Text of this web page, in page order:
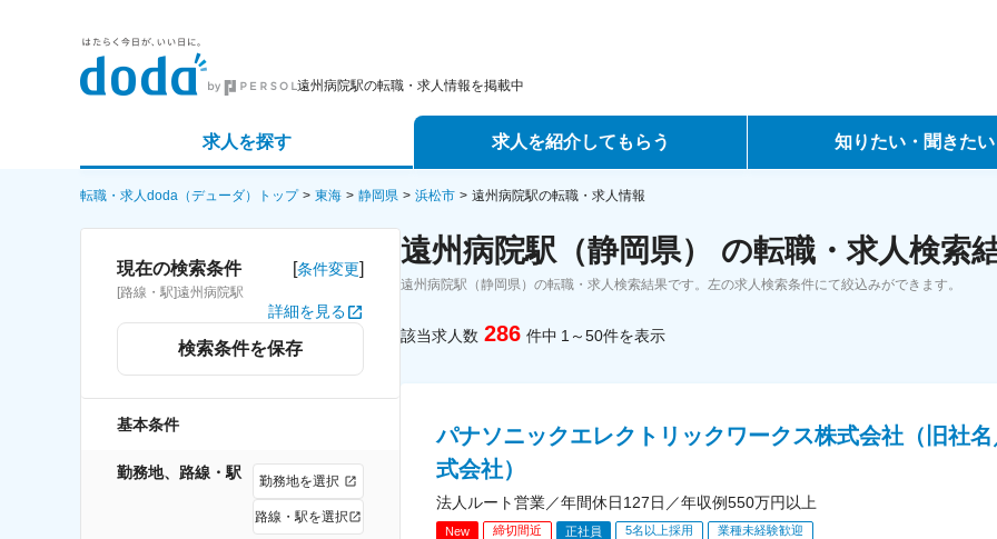
遠州病院駅の転職・求人情報を掲載中
求人を探す
詳細条件から探す
求人特集から探す
求人を紹介してもらう
エージェントサービス
スカウトサービス
知りたい・聞きたい
データで見る転職
転職・求人doda（デューダ）トップ 東海 静岡県 浜松市 遠州病院駅の転職・求人情報
現在の検索条件 [条件変更]
[路線・駅]遠州病院駅
詳細を見る
検索条件を保存
基本条件
勤務地、路線・駅 勤務地を選択
路線・駅を選択
遠州病院駅（静岡県） の転職・求人検索
遠州病院駅（静岡県）の転職・求人検索結果です。左の求人検索条件にて絞込みができます。
該当求人数 286 件中 1～50件を表示
パナソニックエレクトリックワークス株式会社（旧社
式会社）
法人ルート営業／年間休日127日／年収例550万円以上
New 締切間近 正社員 5名以上採用 業種未経験歓迎